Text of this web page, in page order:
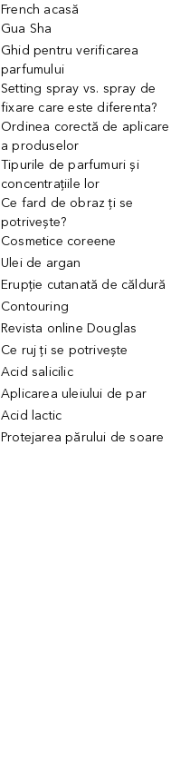
French acasă
Gua Sha
Ghid pentru verificarea
parfumului
Setting spray vs. spray de
fixare care este diferenta?
Ordinea corectă de aplicare
a produselor
Tipurile de parfumuri și
concentrațiile lor
Ce fard de obraz ți se
potrivește?
Cosmetice coreene
Ulei de argan
Erupție cutanată de căldură
Contouring
Revista online Douglas
Ce ruj ți se potrivește
Acid salicilic
Aplicarea uleiului de par
Acid lactic
Protejarea părului de soare